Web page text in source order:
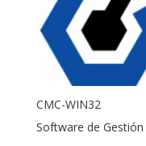
CMC-WIN32
Software de